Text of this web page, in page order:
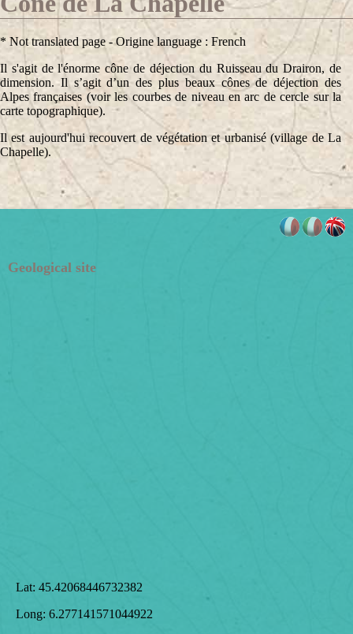
* Not translated page - Origine language : French
Il s'agit de l'énorme cône de déjection du Ruisseau du Drairon, de
dimension. Il s’agit d’un des plus beaux cônes de déjection des
Alpes françaises (voir les courbes de niveau en arc de cercle sur la
carte topographique).
Il est aujourd'hui recouvert de végétation et urbanisé (village de La
Chapelle).
Geological site
Lat: 45.42068446732382
Long: 6.277141571044922